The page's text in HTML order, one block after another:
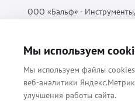
ООО «Бальф» -
Политика
Согласие на
Мы используем
Мы используем файлы
веб-аналитики
улучшения работы сайта.